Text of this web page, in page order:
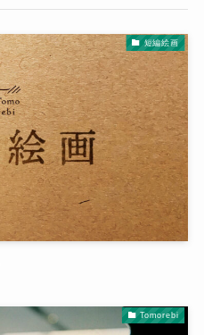
短編絵画
Tomorebi